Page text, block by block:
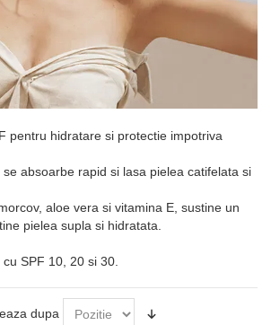
pentru hidratare si protectie impotriva
absoarbe rapid si lasa pielea catifelata si
aloe vera si vitamina E, sustine un
pielea supla si hidratata.
SPF 10, 20 si 30.
dupa